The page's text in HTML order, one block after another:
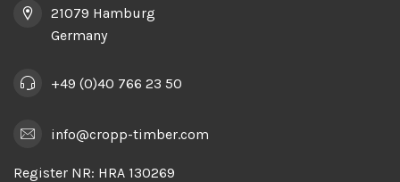
21079 Hamburg
Germany
+49 (0)40 766 23 50
info@cropp-timber.com
Register NR: HRA 130269